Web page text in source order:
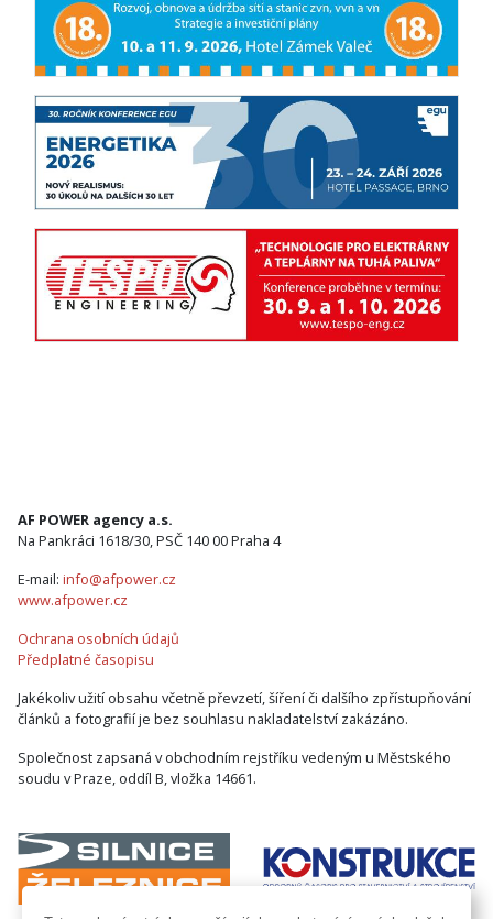
AF POWER agency a.s.
Na Pankráci 1618/30, PSČ 140 00 Praha 4
E-mail: info@afpower.cz
www.afpower.cz
Ochrana osobních údajů
Předplatné časopisu
Jakékoliv užití obsahu včetně převzetí, šíření či dalšího zpřístupňování
článků a fotografií je bez souhlasu nakladatelství zakázáno.
Společnost zapsaná v obchodním rejstříku vedeným u Městského
soudu v Praze, oddíl B, vložka 14661.